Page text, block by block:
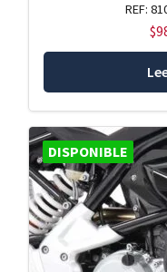
REF:
$
DISPONIBLE